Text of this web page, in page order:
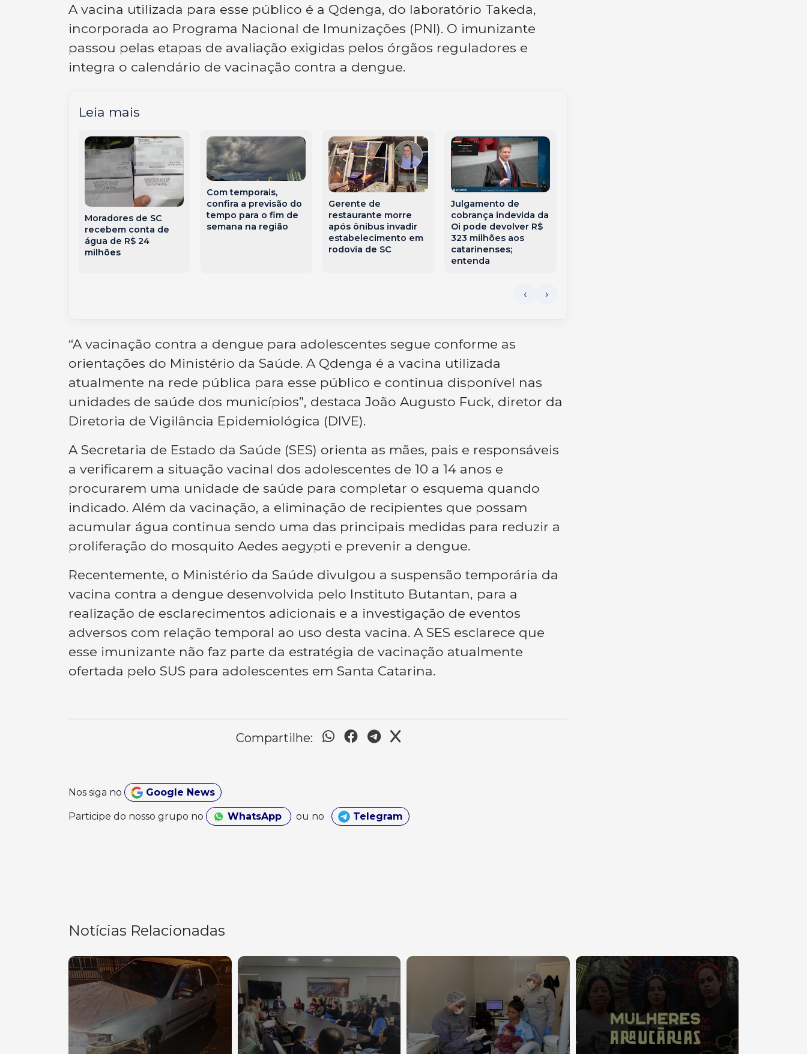
A vacina utilizada para esse público é a Qdenga, do laboratório Takeda,
incorporada ao Programa Nacional de Imunizações (PNI). O imunizante
passou pelas etapas de avaliação exigidas pelos órgãos reguladores e
integra o calendário de vacinação contra a dengue.
Leia mais
Moradores de SC
recebem conta de
água de R$ 24
milhões
Com temporais,
confira a previsão do
tempo para o fim de
semana na região
Gerente de
restaurante morre
após ônibus invadir
estabelecimento em
rodovia de SC
Julgamento de
cobrança indevida da
Oi pode devolver R$
323 milhões aos
catarinenses;
entenda
“A vacinação contra a dengue para adolescentes segue conforme as
orientações do Ministério da Saúde. A Qdenga é a vacina utilizada
atualmente na rede pública para esse público e continua disponível nas
unidades de saúde dos municípios”, destaca João Augusto Fuck, diretor da
Diretoria de Vigilância Epidemiológica (DIVE).
A Secretaria de Estado da Saúde (SES) orienta as mães, pais e responsáveis
a verificarem a situação vacinal dos adolescentes de 10 a 14 anos e
procurarem uma unidade de saúde para completar o esquema quando
indicado. Além da vacinação, a eliminação de recipientes que possam
acumular água continua sendo uma das principais medidas para reduzir a
proliferação do mosquito Aedes aegypti e prevenir a dengue.
Recentemente, o Ministério da Saúde divulgou a suspensão temporária da
vacina contra a dengue desenvolvida pelo Instituto Butantan, para a
realização de esclarecimentos adicionais e a investigação de eventos
adversos com relação temporal ao uso desta vacina. A SES esclarece que
esse imunizante não faz parte da estratégia de vacinação atualmente
ofertada pelo SUS para adolescentes em Santa Catarina.
Compartilhe:
Nos siga no Google News
Participe do nosso grupo no WhatsApp ou no Telegram
Notícias Relacionadas